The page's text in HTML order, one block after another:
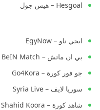
Hesgoal – هيس جول
ايجي ناو – EgyNow
بي ان ماتش – BeIN Match
جو فور كورة – Go4Kora
سوريا لايف – Syria Live
شاهد كورة – Shahid Koora